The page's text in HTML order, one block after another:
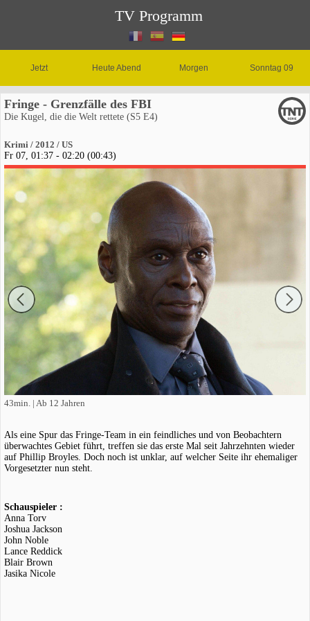
TV Programm
Jetzt Heute Abend Morgen Sonntag 09
Fringe - Grenzfälle des FBI
Die Kugel, die die Welt rettete (S5 E4)
Krimi / 2012 / US
Fr 07, 01:37 - 02:20 (00:43)
43min. | Ab 12 Jahren
Als eine Spur das Fringe-Team in ein feindliches und von Beobachtern
überwachtes Gebiet führt, treffen sie das erste Mal seit Jahrzehnten wieder
auf Phillip Broyles. Doch noch ist unklar, auf welcher Seite ihr ehemaliger
Vorgesetzter nun steht.
Schauspieler :
Anna Torv
Joshua Jackson
John Noble
Lance Reddick
Blair Brown
Jasika Nicole